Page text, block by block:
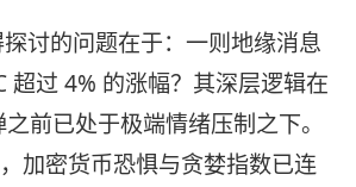
讨的问题在于：一则地缘消息
超过 4% 的涨幅？其深层逻辑在
前已处于极端情绪压制之下。
加密货币恐惧与贪婪指数已连